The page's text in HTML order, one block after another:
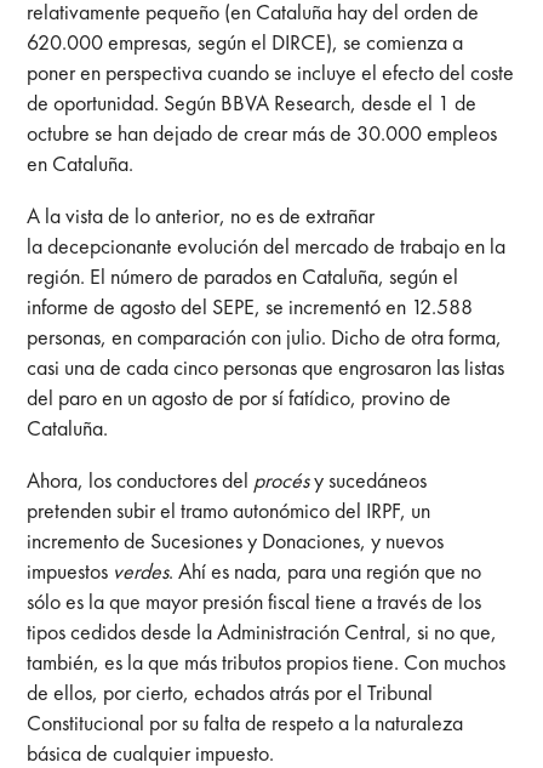
relativamente pequeño (en Cataluña hay del orden de
620.000 empresas, según el DIRCE), se comienza a
poner en perspectiva cuando se incluye el efecto del coste
de oportunidad. Según BBVA Research, desde el 1 de
octubre se han dejado de crear más de 30.000 empleos
en Cataluña.
A la vista de lo anterior, no es de extrañar
la decepcionante evolución del mercado de trabajo en la
región. El número de parados en Cataluña, según el
informe de agosto del SEPE, se incrementó en 12.588
personas, en comparación con julio. Dicho de otra forma,
casi una de cada cinco personas que engrosaron las listas
del paro en un agosto de por sí fatídico, provino de
Cataluña.
Ahora, los conductores del procésy sucedáneos
pretenden subir el tramo autonómico del IRPF, un
incremento de Sucesiones y Donaciones, y nuevos
impuestos verdes. Ahí es nada, para una región que no
sólo es la que mayor presión fiscal tiene a través de los
tipos cedidos desde la Administración Central, si no que,
también, es la que más tributos propios tiene. Con muchos
de ellos, por cierto, echados atrás por el Tribunal
Constitucional por su falta de respeto a la naturaleza
básica de cualquier impuesto.